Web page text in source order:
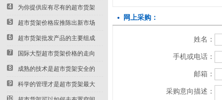
为你提供应有尽有的超市货架
厂... 超市货架价格应推陈出新市场
超市货架批发产品的主要组成
部... 国际大型超市货架价格的走向
成熟的技术是超市货架安全的
第... 科学的管理才是超市货架最大
网上采购：
姓名：
手机或电话：
邮箱：
采购意向描述：